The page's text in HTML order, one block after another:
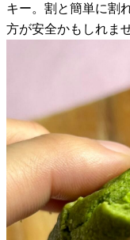
キー。割と簡単に割
方が安全かもしれま